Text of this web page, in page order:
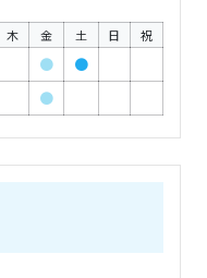
木 金 土 日 祝
●
●
●